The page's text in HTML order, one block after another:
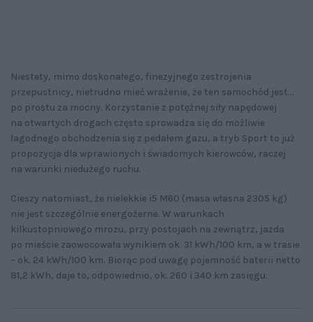
Niestety, mimo doskonałego, finezyjnego zestrojenia
przepustnicy, nietrudno mieć wrażenie, że ten samochód jest...
po prostu za mocny. Korzystanie z potężnej siły napędowej
na otwartych drogach często sprowadza się do możliwie
łagodnego obchodzenia się z pedałem gazu, a tryb Sport to już
propozycja dla wprawionych i świadomych kierowców, raczej
na warunki niedużego ruchu.
Cieszy natomiast, że nielekkie i5 M60 (masa własna 2305 kg)
nie jest szczególnie energożerne. W warunkach
kilkustopniowego mrozu, przy postojach na zewnątrz, jazda
po mieście zaowocowała wynikiem ok. 31 kWh/100 km, a w trasie
– ok. 24 kWh/100 km. Biorąc pod uwagę pojemność baterii netto
81,2 kWh, daje to, odpowiednio, ok. 260 i 340 km zasięgu.